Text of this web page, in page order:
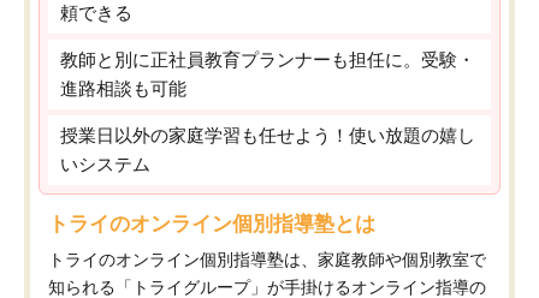
頼できる
教師と別に正社員教育プランナーも担任に。受験・
進路相談も可能
授業日以外の家庭学習も任せよう！使い放題の嬉し
いシステム
トライのオンライン個別指導塾とは
トライのオンライン個別指導塾は、家庭教師や個別教室で
知られる「トライグループ」が手掛けるオンライン指導の